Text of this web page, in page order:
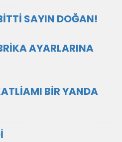
SAYIN DOĞAN!
AYARLARINA
BİR YANDA